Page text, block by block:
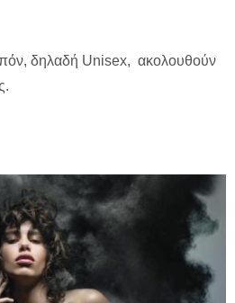
δηλαδή Unisex, ακολουθούν